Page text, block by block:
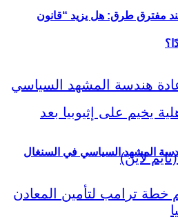
عند مفترق طرق: هل يزيد “قانون
المشهد السياسي في السنغال